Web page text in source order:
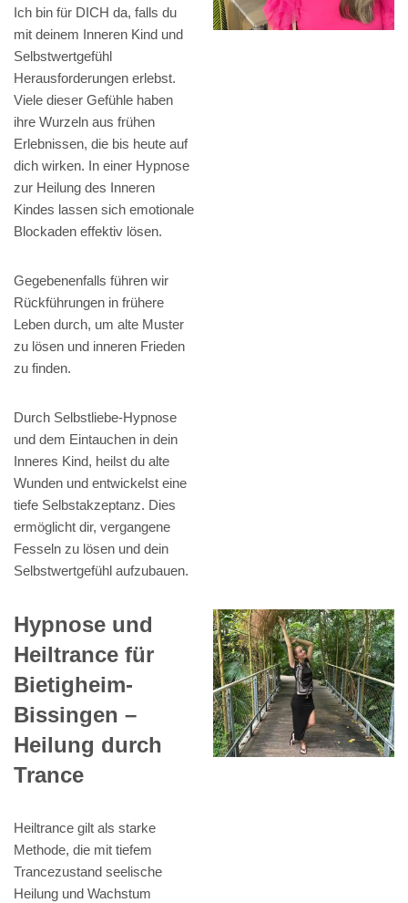
Ich bin für DICH da, falls du
mit deinem Inneren Kind und
Selbstwertgefühl
Herausforderungen erlebst.
Viele dieser Gefühle haben
ihre Wurzeln aus frühen
Erlebnissen, die bis heute auf
dich wirken. In einer Hypnose
zur Heilung des Inneren
Kindes lassen sich emotionale
Blockaden effektiv lösen.
Gegebenenfalls führen wir
Rückführungen in frühere
Leben durch, um alte Muster
zu lösen und inneren Frieden
zu finden.
Durch Selbstliebe-Hypnose
und dem Eintauchen in dein
Inneres Kind, heilst du alte
Wunden und entwickelst eine
tiefe Selbstakzeptanz. Dies
ermöglicht dir, vergangene
Fesseln zu lösen und dein
Selbstwertgefühl aufzubauen.
Hypnose und
Heiltrance für
Bietigheim-
Bissingen –
Heilung durch
Trance
Heiltrance gilt als starke
Methode, die mit tiefem
Trancezustand seelische
Heilung und Wachstum